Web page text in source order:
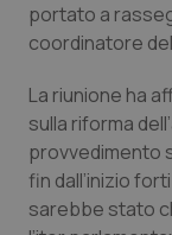
Tumori del
Tumori
Ulcera &
Vaccini
portato a
coordinatore
La riunione ha
sulla riforma
provvedimento
fin dall’inizio
sarebbe stato